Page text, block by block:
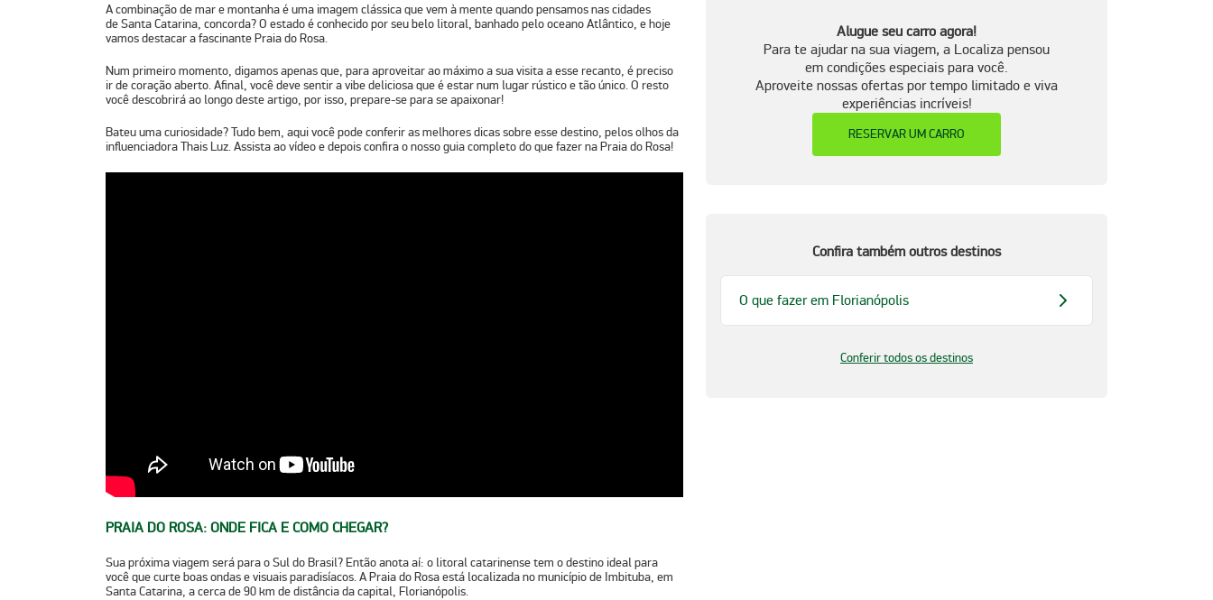
A combinação de mar e montanha é uma imagem clássica que vem à mente quando pensamos nas cidades
deSanta Catarina, concorda? O estado é conhecido por seu belo litoral, banhado pelo oceano Atlântico, e hoje
vamos destacar a fascinantePraia do Rosa.
Num primeiro momento, digamos apenas que, para aproveitar ao máximo a sua visita a esse recanto, é preciso
ir de coração aberto. Afinal, você deve sentir a vibe deliciosa que é estar num lugar rústico e tão único. O resto
você descobrirá ao longo deste artigo, por isso, prepare-se para se apaixonar!
Bateu uma curiosidade? Tudo bem, aqui você pode conferir as melhores dicas sobre esse destino, pelos olhos da
influenciadoraThais Luz. Assista ao vídeo e depois confira o nosso guia completo do que fazer na Praia do Rosa!
PRAIA DO ROSA: ONDE FICA E COMO CHEGAR?
Sua próxima viagem será para o Sul do Brasil? Então anota aí: o litoral catarinense tem o destino ideal para
você que curte boas ondas e visuais paradisíacos. A Praia do Rosa está localizada no município de Imbituba, em
Santa Catarina, a cerca de 90 km de distância da capital, Florianópolis.
Alugue seu carro agora!
Para te ajudar na sua viagem, a Localiza pensou
em condições especiais para você.
Aproveite nossas ofertas por tempo limitado e viva
experiências incríveis!
RESERVAR UM CARRO
Confira também outros destinos
O que fazer em Florianópolis
Conferir todos os destinos